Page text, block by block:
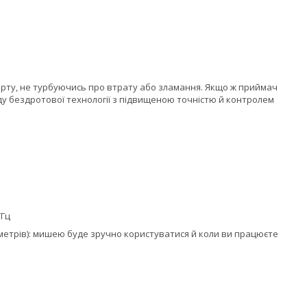
не турбуючись про втрату або зламання. Якщо ж приймач
бездротової технології з підвищеною точністю й контролем
мишею буде зручно користуватися й коли ви працюєте